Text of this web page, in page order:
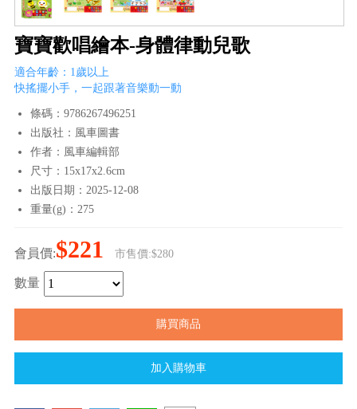
寶寶歡唱繪本-身體律動兒歌
適合年齡：1歲以上
快搖擺小手，一起跟著音樂動一動
條碼：9786267496251
出版社：風車圖書
作者：風車編輯部
尺寸：15x17x2.6cm
出版日期：2025-12-08
重量(g)：275
會員價:$221 市售價:$280
數量